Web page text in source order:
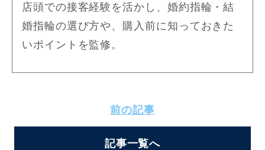
店頭での接客経験を活かし、婚約指輪・結
婚指輪の選び方や、購入前に知っておきた
いポイントを監修。
前の記事
記事一覧へ